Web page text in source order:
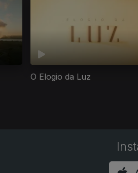
O Elogio da Luz